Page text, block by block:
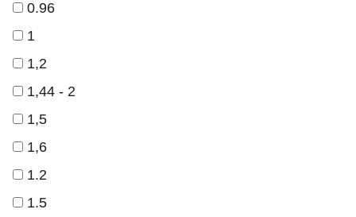
0.96
1
1,2
1,44 - 2
1,5
1,6
1.2
1.5